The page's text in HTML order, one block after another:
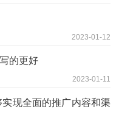
2023-01-12
的更好
2023-01-11
现全面的推广内容和渠